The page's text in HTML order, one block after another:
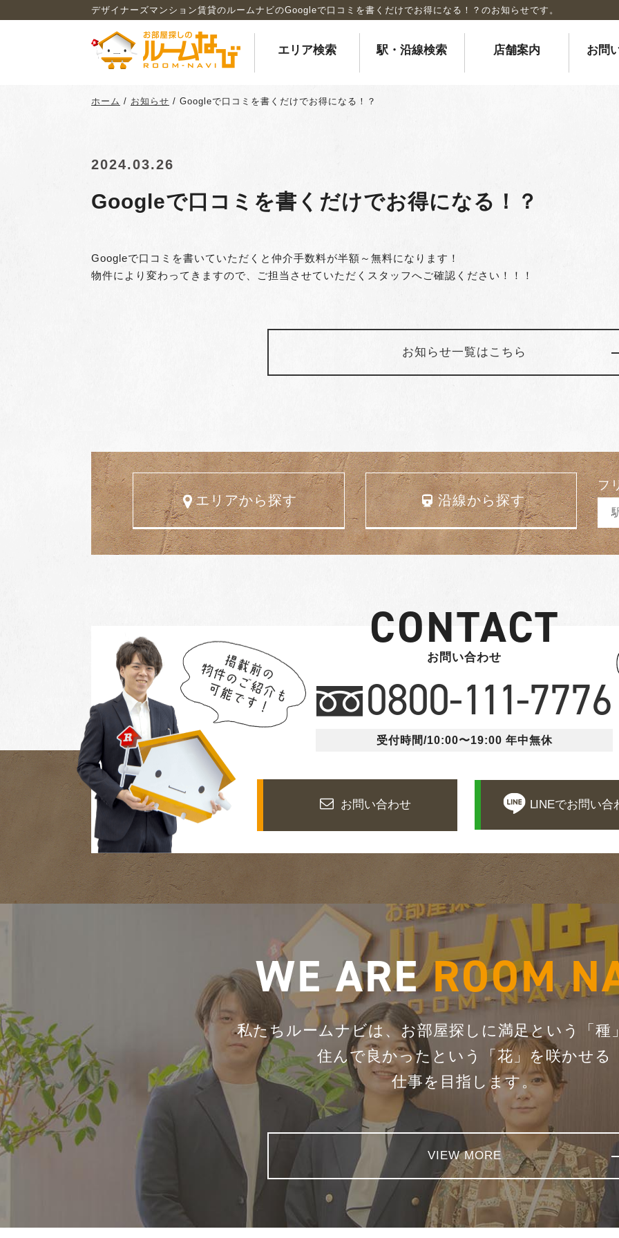
デザイナーズマンション賃貸のルームナビのGoogleで口コミを書くだけでお得になる！？のお知らせです。
エリア検索 駅・沿線検索 店舗案内 お問
ホーム / お知らせ / Googleで口コミを書くだけでお得になる！？
2024.03.26
Googleで口コミを書くだけでお得になる！？
Googleで口コミを書いていただくと仲介手数料が半額～無料になります！
物件により変わってきますので、ご担当させていただくスタッフへご確認ください！！！
お知らせ一覧はこちら
エリアから探す 沿線から探す
フ
CONTACT
お問い合わせ
0800-111-7776
受付時間/10:00〜19:00 年中無休
お問い合わせ LINEでお問い合
WE AREROOM
私たちルームナビは、お部屋探しに満足という「種
住んで良かったという「花」を咲かせる
仕事を目指します。
VIEW MORE